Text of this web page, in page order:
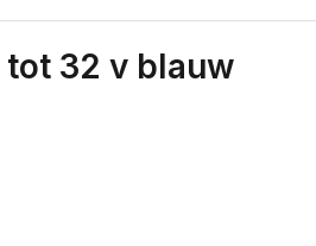
32 v blauw